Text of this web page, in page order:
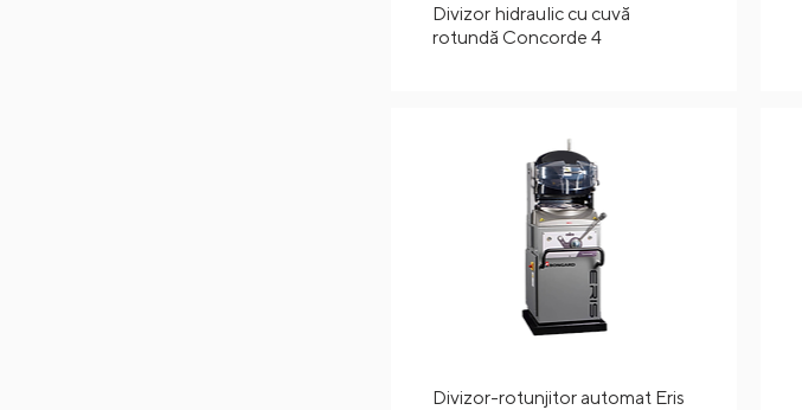
Divizor hidraulic cu cuvă
rotundă Concorde 4
Divizor-rotunjitor automat Eris